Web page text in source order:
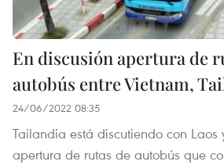
En discusión apertura de
autobús entre Vietnam,
24/06/2022 08:35
Tailandia está discutiendo con Laos
apertura de rutas de autobús que